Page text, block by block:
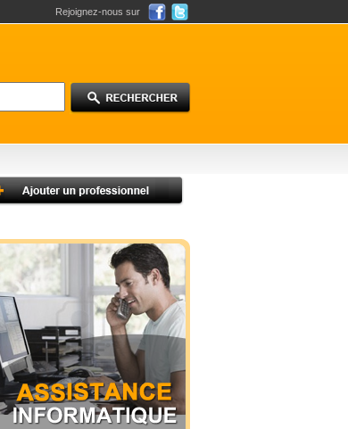
Rejoignez-nous sur